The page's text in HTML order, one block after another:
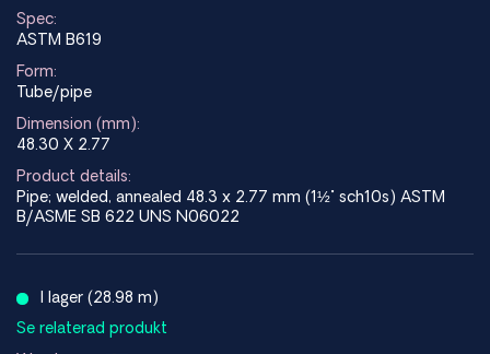
Spec:
ASTM B619
Form:
Tube/pipe
Dimension (mm):
48.30 X 2.77
Product details:
Pipe; welded, annealed 48.3 x 2.77 mm (1½" sch10s) ASTM
B/ASME SB 622 UNS N06022
I lager (28.98 m)
Se relaterad produkt